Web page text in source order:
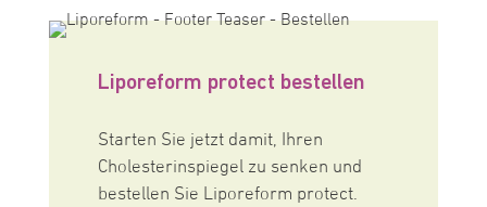
Liporeform protect bestellen
Starten Sie jetzt damit, Ihren
Cholesterinspiegel zu senken und
bestellen Sie Liporeform protect.